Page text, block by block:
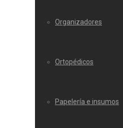
Organizadores
Ortopédicos
Papelería e insumos